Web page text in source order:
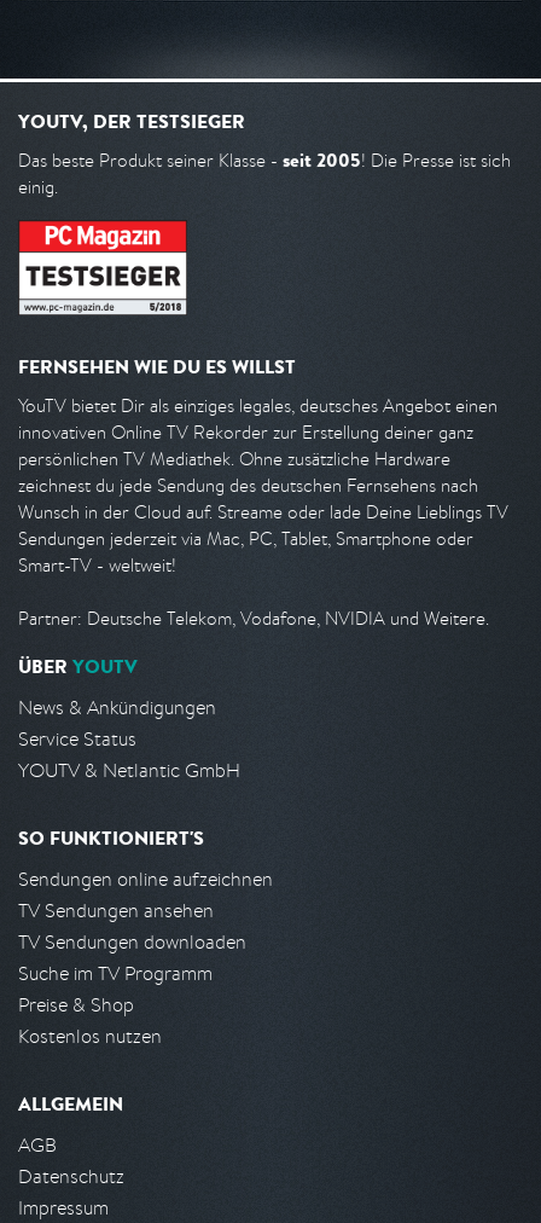
YOUTV, DER TESTSIEGER
Das beste Produkt seiner Klasse - seit 2005! Die Presse ist sich
einig.
FERNSEHEN WIE DU ES WILLST
YouTV bietet Dir als einziges legales, deutsches Angebot einen
innovativen Online TV Rekorder zur Erstellung deiner ganz
persönlichen TV Mediathek. Ohne zusätzliche Hardware
zeichnest du jede Sendung des deutschen Fernsehens nach
Wunsch in der Cloud auf. Streame oder lade Deine Lieblings TV
Sendungen jederzeit via Mac, PC, Tablet, Smartphone oder
Smart-TV - weltweit!
Partner: Deutsche Telekom, Vodafone, NVIDIA und Weitere.
ÜBER YOUTV
News & Ankündigungen
Service Status
YOUTV & Netlantic GmbH
SO FUNKTIONIERT'S
Sendungen online aufzeichnen
TV Sendungen ansehen
TV Sendungen downloaden
Suche im TV Programm
Preise & Shop
Kostenlos nutzen
ALLGEMEIN
AGB
Datenschutz
Impressum